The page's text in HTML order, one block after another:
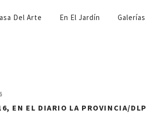
Del Arte En El Jardín Galerías
EN EL DIARIO LA PROVINCIA/DLP